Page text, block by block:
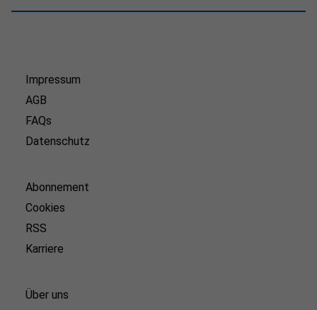
Impressum
AGB
FAQs
Datenschutz
Abonnement
Cookies
RSS
Karriere
Über uns